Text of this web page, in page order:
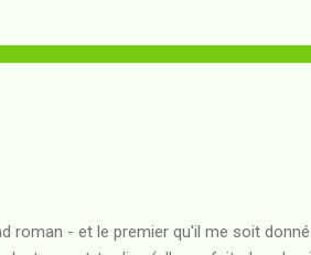
semblent passionner l'aute...
roman - et le premier qu'il me soit